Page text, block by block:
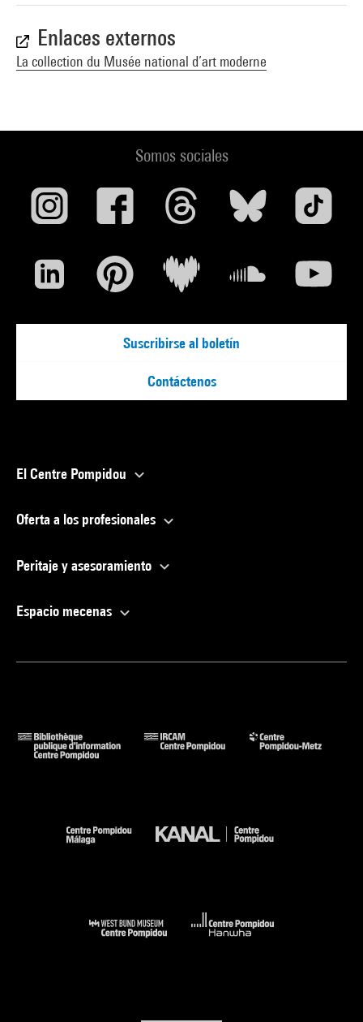
Enlaces externos
La collection du Musée national d’art moderne
Somos sociales
Suscribirse al boletín
Contáctenos
El Centre Pompidou
Oferta a los profesionales
Peritaje y asesoramiento
Espacio mecenas